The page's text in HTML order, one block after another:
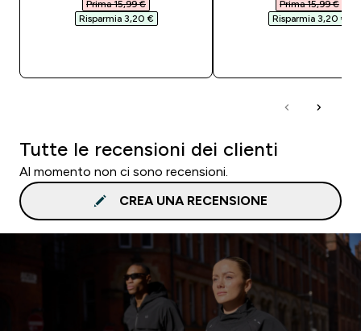
Prima 15,99 €‎
Risparmia 3,20 €‎
Prima 15,99 €‎
Risparmia 3,20 €‎
Tutte le recensioni dei clienti
Al momento non ci sono recensioni.
CREA UNA RECENSIONE